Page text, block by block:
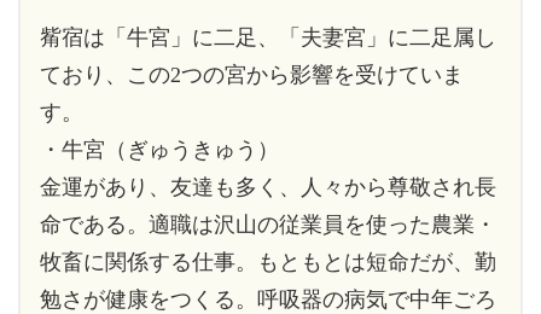
觜宿は「牛宮」に二足、「夫妻宮」に二足属し
ており、この2つの宮から影響を受けていま
す。
・牛宮（ぎゅうきゅう）
金運があり、友達も多く、人々から尊敬され長
命である。適職は沢山の従業員を使った農業・
牧畜に関係する仕事。もともとは短命だが、勤
勉さが健康をつくる。呼吸器の病気で中年ごろ